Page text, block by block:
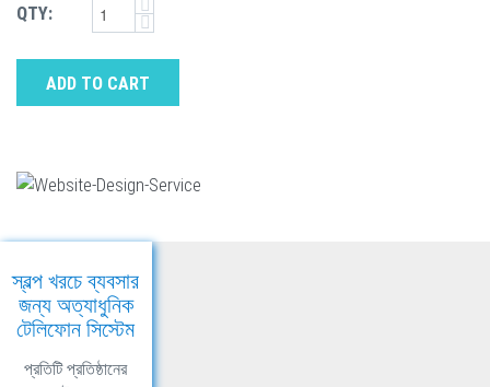
QTY:
ADD TO CART
স্বল্প খরচে ব্যবসার
জন্য অত্যাধুনিক
টেলিফোন সিস্টেম
প্রতিটি প্রতিষ্ঠানের